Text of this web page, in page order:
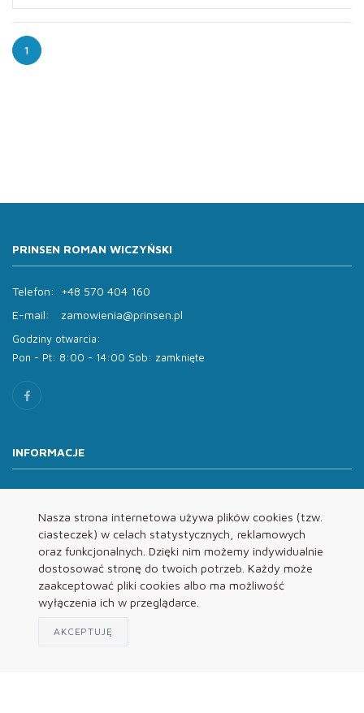
Nasza strona internetowa używa plików cookies (tzw.
ciasteczek) w celach statystycznych, reklamowych
oraz funkcjonalnych. Dzięki nim możemy indywidualnie
dostosować stronę do twoich potrzeb. Każdy może
zaakceptować pliki cookies albo ma możliwość
wyłączenia ich w przeglądarce.
AKCEPTUJĘ
1
PRINSEN ROMAN WICZYŃSKI
Telefon:
+48 570 404 160
E-mail:
zamowienia@prinsen.pl
Godziny otwarcia:
Pon - Pt: 8:00 - 14:00 Sob: zamknięte
INFORMACJE
Oferta
Kontakt
REGULAMINY
Regulamin
Polityka Prywatności